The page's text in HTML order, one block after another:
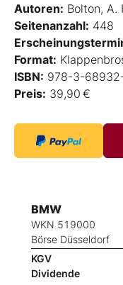
Autoren: Bolton, A.
Seitenanzahl: 448
Format:
ISBN: 978-3-
Preis: 39,90 €
BMW
WKN 519000
Börse Düsseldorf
KGV
Dividende